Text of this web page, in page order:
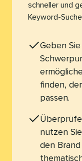
schneller und
Keyword-
Geben
finden,
passen.​​
nutzen
den